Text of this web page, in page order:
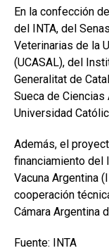
En la confección
del INTA, del
Veterinarias de la
(UCASAL), del
Generalitat de
Sueca de
Universidad
Además, el
financiamiento del
Vacuna Argentina
cooperación
Cámara Argentina
Fuente: INTA